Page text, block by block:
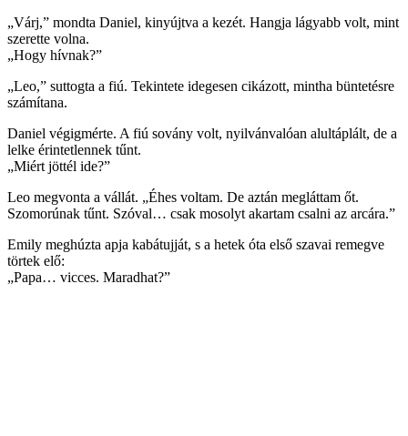
„Várj,” mondta Daniel, kinyújtva a kezét. Hangja lágyabb volt, mint
szerette volna.
„Hogy hívnak?”
„Leo,” suttogta a fiú. Tekintete idegesen cikázott, mintha büntetésre
számítana.
Daniel végigmérte. A fiú sovány volt, nyilvánvalóan alultáplált, de a
lelke érintetlennek tűnt.
„Miért jöttél ide?”
Leo megvonta a vállát. „Éhes voltam. De aztán megláttam őt.
Szomorúnak tűnt. Szóval… csak mosolyt akartam csalni az arcára.”
Emily meghúzta apja kabátujját, s a hetek óta első szavai remegve
törtek elő:
„Papa… vicces. Maradhat?”